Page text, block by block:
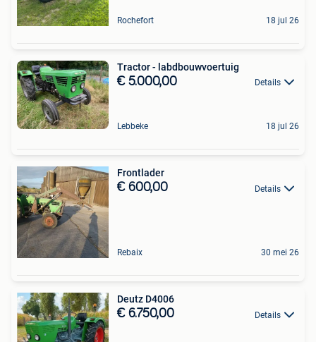
Rochefort 18 jul 26
Tractor - labdbouwvoertuig
€ 5.000,00 Details
Lebbeke 18 jul 26
Frontlader
€ 600,00 Details
Rebaix 30 mei 26
Deutz D4006
€ 6.750,00 Details